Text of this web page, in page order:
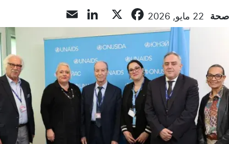
صحة 22 مايو, 2026 Facebook
LinkedIn